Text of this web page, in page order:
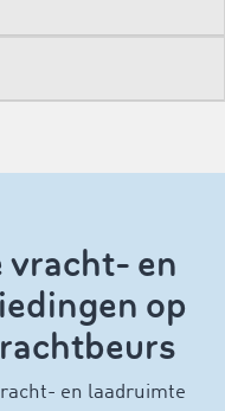
vracht- en
op
en laadruimte